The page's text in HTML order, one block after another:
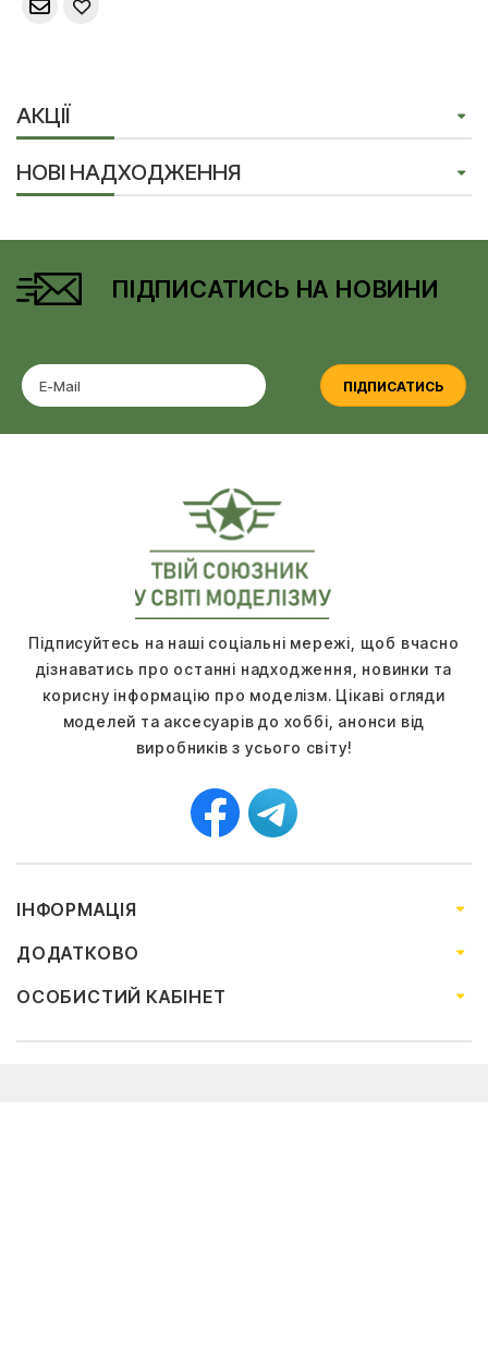
АКЦІЇ
НОВІ НАДХОДЖЕННЯ
ПІДПИСАТИСЬ НА НОВИНИ
ПІДПИСАТИСЬ
Підписуйтесь на наші соціальні мережі, щоб вчасно
дізнаватись про останні надходження, новинки та
корисну інформацію про моделізм. Цікаві огляди
моделей та аксесуарів до хоббі, анонси від
виробників з усього світу!
ІНФОРМАЦІЯ
ДОДАТКОВО
ОСОБИСТИЙ КАБІНЕТ